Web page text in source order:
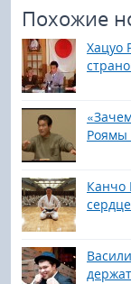
Похожие
Хацуо
Роямы
Канчо